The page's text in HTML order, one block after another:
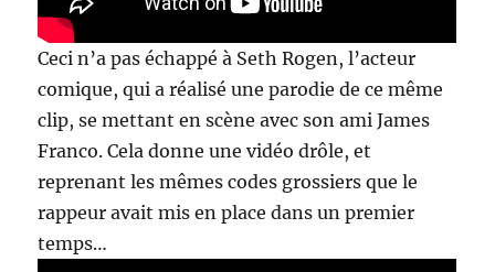
Ceci n’a pas échappé à Seth Rogen, l’acteur
comique, qui a réalisé une parodie de ce même
clip, se mettant en scène avec son ami James
Franco. Cela donne une vidéo drôle, et
reprenant les mêmes codes grossiers que le
rappeur avait mis en place dans un premier
temps…